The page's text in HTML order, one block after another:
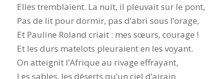
Elles tremblaient. La nuit, il pleuvait sur le pont,
Pas de lit pour dormir, pas d’abri sous l’orage,
Et Pauline Roland criait : mes sœurs, courage !
Et les durs matelots pleuraient en les voyant.
On atteignit l’Afrique au rivage effrayant,
Les sables, les déserts qu’un ciel d’airain